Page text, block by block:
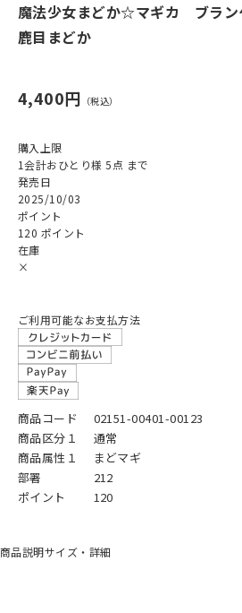
魔法少女まどか☆マギカ ブラン
鹿目まどか
4,400円
購入上限
1会計おひとり様 5点 まで
発売日
2025/10/03
ポイント
120 ポイント
在庫
×
ご利用可能なお支払方法
商品コード
02151-00401-00123
商品区分１
通常
商品属性１
まどマギ
部署
212
ポイント
120
商品説明サイズ・詳細